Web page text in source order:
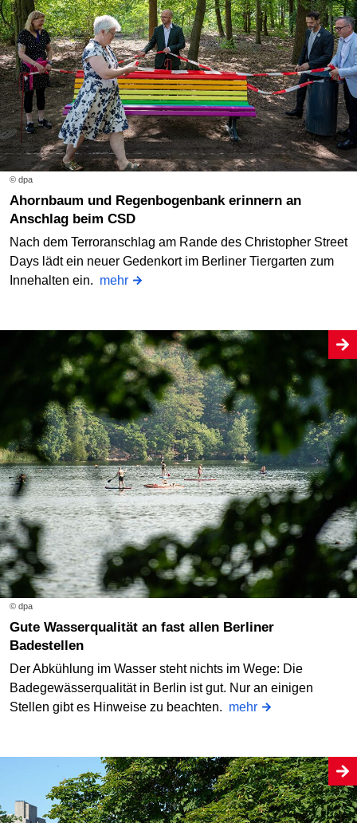
© dpa
Ahornbaum und Regenbogenbank erinnern an
Anschlag beim CSD
Nach dem Terroranschlag am Rande des Christopher Street
Days lädt ein neuer Gedenkort im Berliner Tiergarten zum
Innehalten ein. mehr
© dpa
Gute Wasserqualität an fast allen Berliner
Badestellen
Der Abkühlung im Wasser steht nichts im Wege: Die
Badegewässerqualität in Berlin ist gut. Nur an einigen
Stellen gibt es Hinweise zu beachten. mehr